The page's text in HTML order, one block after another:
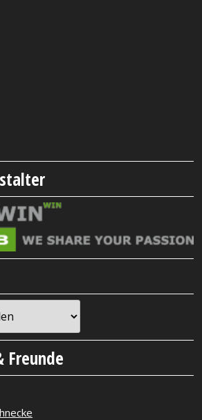
Freunde